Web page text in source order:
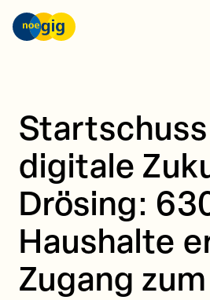
nöGIG – unser Netz. unsere Zukunft.
digitale
Drösing:
Haushalte
Zugang